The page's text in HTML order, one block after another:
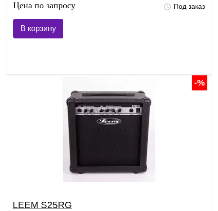
Цена по запросу Под заказ
В корзину
-%
LEEM S25RG